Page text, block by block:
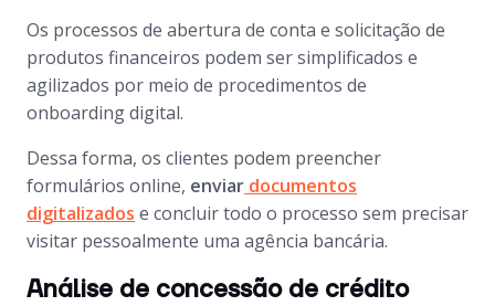
Os processos de abertura de conta e solicitação de
produtos financeiros podem ser simplificados e
agilizados por meio de procedimentos de
onboarding digital.
Dessa forma, os clientes podem preencher
formulários online, enviar documentos
digitalizados e concluir todo o processo sem precisar
visitar pessoalmente uma agência bancária.
Análise de concessão de crédito